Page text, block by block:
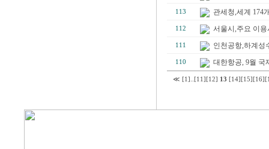
113 관세청,세계 174
112 서울시,주요 이
111 인천공항,하계성
110 대한항공, 9월 국
≪ [1] [11] [12] 13 [14] [15] [16]